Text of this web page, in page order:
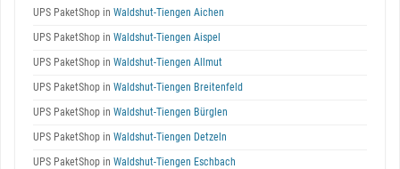
UPS PaketShop in Waldshut-Tiengen Aichen
UPS PaketShop in Waldshut-Tiengen Aispel
UPS PaketShop in Waldshut-Tiengen Allmut
UPS PaketShop in Waldshut-Tiengen Breitenfeld
UPS PaketShop in Waldshut-Tiengen Bürglen
UPS PaketShop in Waldshut-Tiengen Detzeln
UPS PaketShop in Waldshut-Tiengen Eschbach